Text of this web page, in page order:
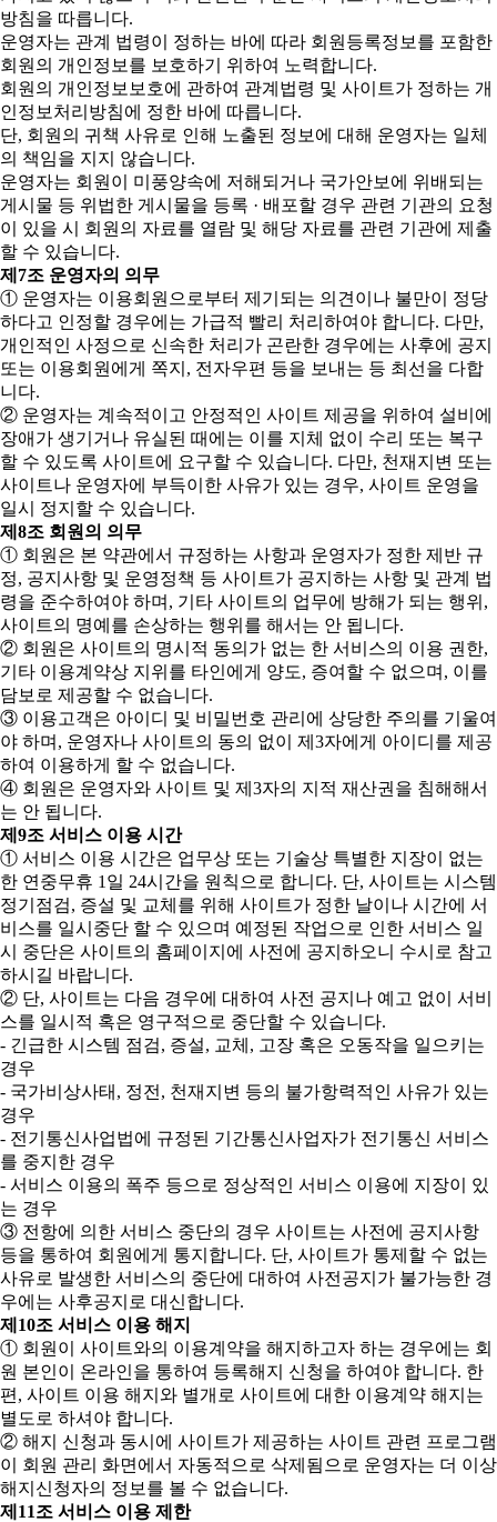
방침을 따릅니다.
운영자는 관계 법령이 정하는 바에 따라 회원등록정보를 포함한
회원의 개인정보를 보호하기 위하여 노력합니다.
회원의 개인정보보호에 관하여 관계법령 및 사이트가 정하는 개
인정보처리방침에 정한 바에 따릅니다.
단, 회원의 귀책 사유로 인해 노출된 정보에 대해 운영자는 일체
의 책임을 지지 않습니다.
운영자는 회원이 미풍양속에 저해되거나 국가안보에 위배되는
게시물 등 위법한 게시물을 등록 · 배포할 경우 관련 기관의 요청
이 있을 시 회원의 자료를 열람 및 해당 자료를 관련 기관에 제출
할 수 있습니다.
제7조 운영자의 의무
① 운영자는 이용회원으로부터 제기되는 의견이나 불만이 정당
하다고 인정할 경우에는 가급적 빨리 처리하여야 합니다. 다만,
개인적인 사정으로 신속한 처리가 곤란한 경우에는 사후에 공지
또는 이용회원에게 쪽지, 전자우편 등을 보내는 등 최선을 다합
니다.
② 운영자는 계속적이고 안정적인 사이트 제공을 위하여 설비에
장애가 생기거나 유실된 때에는 이를 지체 없이 수리 또는 복구
할 수 있도록 사이트에 요구할 수 있습니다. 다만, 천재지변 또는
사이트나 운영자에 부득이한 사유가 있는 경우, 사이트 운영을
일시 정지할 수 있습니다.
제8조 회원의 의무
① 회원은 본 약관에서 규정하는 사항과 운영자가 정한 제반 규
정, 공지사항 및 운영정책 등 사이트가 공지하는 사항 및 관계 법
령을 준수하여야 하며, 기타 사이트의 업무에 방해가 되는 행위,
사이트의 명예를 손상하는 행위를 해서는 안 됩니다.
② 회원은 사이트의 명시적 동의가 없는 한 서비스의 이용 권한,
기타 이용계약상 지위를 타인에게 양도, 증여할 수 없으며, 이를
담보로 제공할 수 없습니다.
③ 이용고객은 아이디 및 비밀번호 관리에 상당한 주의를 기울여
야 하며, 운영자나 사이트의 동의 없이 제3자에게 아이디를 제공
하여 이용하게 할 수 없습니다.
④ 회원은 운영자와 사이트 및 제3자의 지적 재산권을 침해해서
는 안 됩니다.
제9조 서비스 이용 시간
① 서비스 이용 시간은 업무상 또는 기술상 특별한 지장이 없는
한 연중무휴 1일 24시간을 원칙으로 합니다. 단, 사이트는 시스템
정기점검, 증설 및 교체를 위해 사이트가 정한 날이나 시간에 서
비스를 일시중단 할 수 있으며 예정된 작업으로 인한 서비스 일
시 중단은 사이트의 홈페이지에 사전에 공지하오니 수시로 참고
하시길 바랍니다.
② 단, 사이트는 다음 경우에 대하여 사전 공지나 예고 없이 서비
스를 일시적 혹은 영구적으로 중단할 수 있습니다.
- 긴급한 시스템 점검, 증설, 교체, 고장 혹은 오동작을 일으키는
경우
- 국가비상사태, 정전, 천재지변 등의 불가항력적인 사유가 있는
경우
- 전기통신사업법에 규정된 기간통신사업자가 전기통신 서비스
를 중지한 경우
- 서비스 이용의 폭주 등으로 정상적인 서비스 이용에 지장이 있
는 경우
③ 전항에 의한 서비스 중단의 경우 사이트는 사전에 공지사항
등을 통하여 회원에게 통지합니다. 단, 사이트가 통제할 수 없는
사유로 발생한 서비스의 중단에 대하여 사전공지가 불가능한 경
우에는 사후공지로 대신합니다.
제10조 서비스 이용 해지
① 회원이 사이트와의 이용계약을 해지하고자 하는 경우에는 회
원 본인이 온라인을 통하여 등록해지 신청을 하여야 합니다. 한
편, 사이트 이용 해지와 별개로 사이트에 대한 이용계약 해지는
별도로 하셔야 합니다.
② 해지 신청과 동시에 사이트가 제공하는 사이트 관련 프로그램
이 회원 관리 화면에서 자동적으로 삭제됨으로 운영자는 더 이상
해지신청자의 정보를 볼 수 없습니다.
제11조 서비스 이용 제한